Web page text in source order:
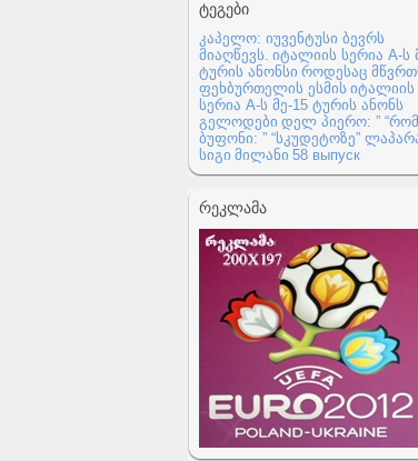
ᲢᲔᲒᲔᲑᲘ
კაპელო: იუვენტუსი ბევრს
მიაღწევს. იტალიის სერია A-ს
ტურის ანონსი როდესაც
ფეხბურთელის ესმის იტალიის
სერია A-ს მე-15 ტურის ანონს
გელოდები დელ პიერო: ”
ბუფონი: ” “სკუდეტოზე”
სიგი მილანი 58 выпуск
ᲠᲔᲙᲚᲐᲛᲐ